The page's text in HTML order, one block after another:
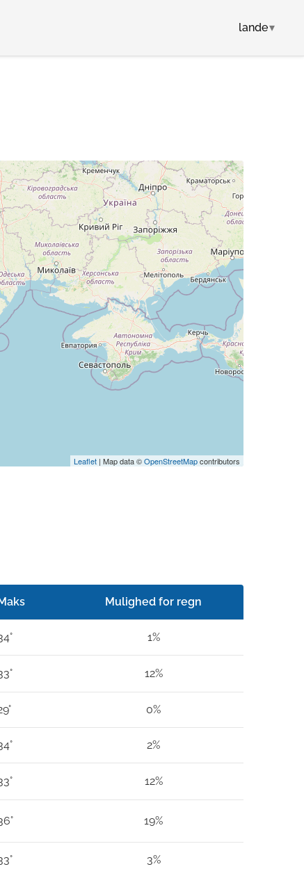
lande▾
Leaflet | Map data ©OpenStreetMapcontributors
Mulighed for regn
1%
12%
0%
2%
12%
19%
3%